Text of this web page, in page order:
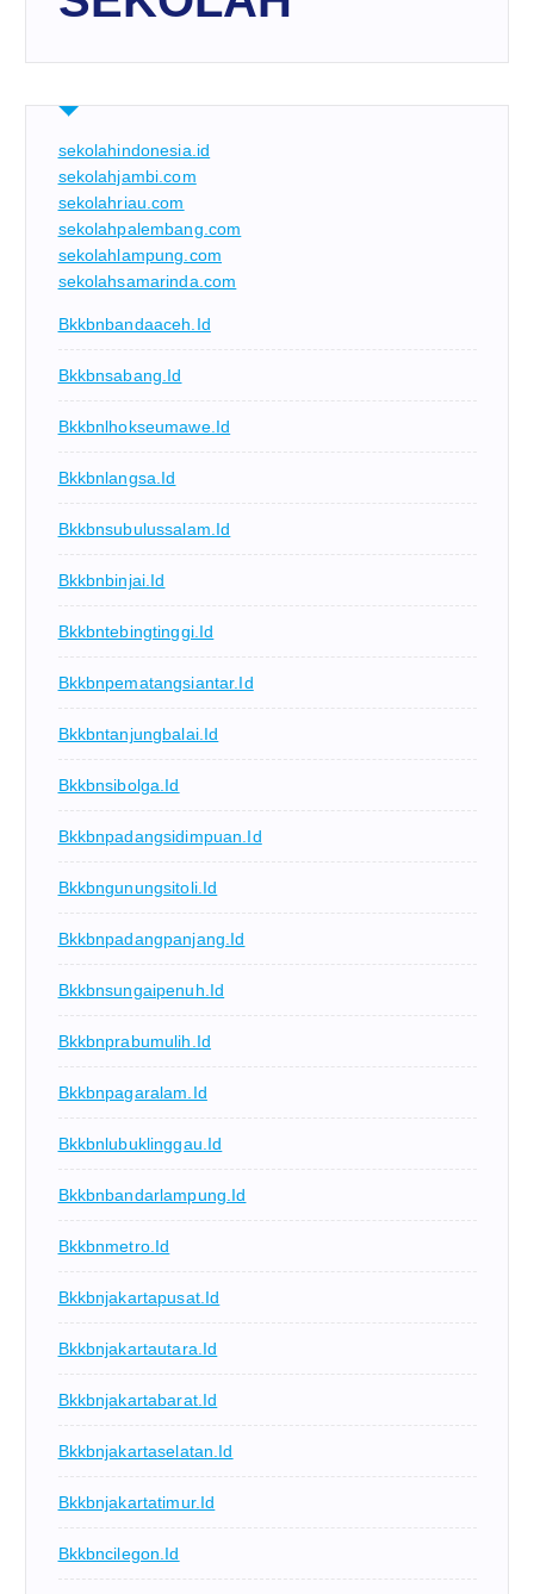
sekolahindonesia.id
sekolahjambi.com
sekolahriau.com
sekolahpalembang.com
sekolahlampung.com
sekolahsamarinda.com
Bkkbnbandaaceh.id
Bkkbnsabang.id
Bkkbnlhokseumawe.id
Bkkbnlangsa.id
Bkkbnsubulussalam.id
Bkkbnbinjai.id
Bkkbntebingtinggi.id
Bkkbnpematangsiantar.id
Bkkbntanjungbalai.id
Bkkbnsibolga.id
Bkkbnpadangsidimpuan.id
Bkkbngunungsitoli.id
Bkkbnpadangpanjang.id
Bkkbnsungaipenuh.id
Bkkbnprabumulih.id
Bkkbnpagaralam.id
Bkkbnlubuklinggau.id
Bkkbnbandarlampung.id
Bkkbnmetro.id
Bkkbnjakartapusat.id
Bkkbnjakartautara.id
Bkkbnjakartabarat.id
Bkkbnjakartaselatan.id
Bkkbnjakartatimur.id
Bkkbncilegon.id